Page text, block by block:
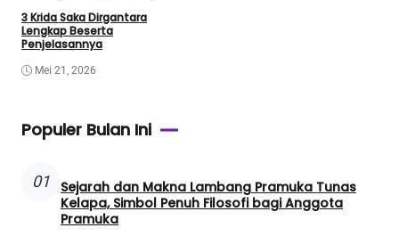
3 Krida Saka Dirgantara
Lengkap Beserta
Penjelasannya
Mei 21, 2026
Populer Bulan Ini
01
Sejarah dan Makna Lambang Pramuka Tunas
Kelapa, Simbol Penuh Filosofi bagi Anggota
Pramuka